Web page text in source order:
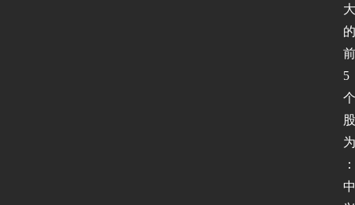
大
的
前
5
个
股
为
：
中